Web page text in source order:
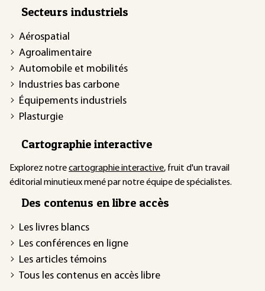
Secteurs industriels
Aérospatial
Agroalimentaire
Automobile et mobilités
Industries bas carbone
Équipements industriels
Plasturgie
Cartographie interactive
Explorez notrecartographie interactive, fruit d'un travail
éditorial minutieux mené par notre équipe de spécialistes.
Des contenus en libre accès
Les livres blancs
Les conférences en ligne
Les articles témoins
Tous les contenus en accès libre